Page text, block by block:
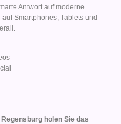
Antwort auf moderne
Smartphones, Tablets und
holen Sie das